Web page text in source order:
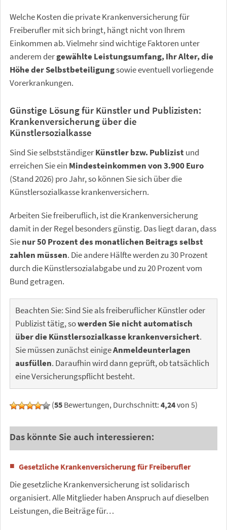
Welche Kosten die private Krankenversicherung für
Freiberufler mit sich bringt, hängt nicht von Ihrem
Einkommen ab. Vielmehr sind wichtige Faktoren unter
anderem dergewählte Leistungsumfang, Ihr Alter, die
Höhe der Selbstbeteiligungsowie eventuell vorliegende
Vorerkrankungen.
Günstige Lösung für Künstler und Publizisten:
Krankenversicherung über die
Künstlersozialkasse
Sind Sie selbstständigerKünstler bzw. Publizist und
erreichen Sie ein Mindesteinkommen von 3.900 Euro
(Stand 2026) pro Jahr, so können Sie sich über die
Künstlersozialkasse krankenversichern.
Arbeiten Sie freiberuflich, ist die Krankenversicherung
damit in der Regel besonders günstig. Das liegt daran, dass
Sienur 50 Prozent des monatlichen Beitrags selbst
zahlen müssen. Die andere Hälfte werden zu 30 Prozent
durch die Künstlersozialabgabe und zu 20 Prozent vom
Bund getragen.
Beachten Sie: Sind Sie als freiberuflicher Künstler oder
Publizist tätig, sowerden Sie nicht automatisch
über die Künstlersozialkasse krankenversichert.
Sie müssen zunächst einigeAnmeldeunterlagen
ausfüllen. Daraufhin wird dann geprüft, ob tatsächlich
eine Versicherungspflicht besteht.
(55 Bewertungen, Durchschnitt: 4,24von 5)
Das könnte Sie auch interessieren:
Gesetzliche Krankenversicherung für Freiberufler
Die gesetzliche Krankenversicherung ist solidarisch
organisiert. Alle Mitglieder haben Anspruch auf dieselben
Leistungen, die Beiträge für…